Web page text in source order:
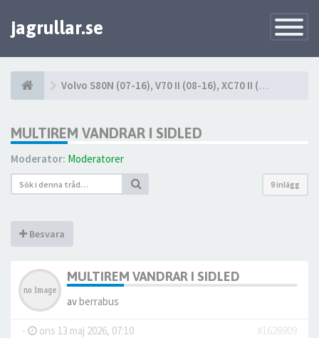
Toggle
jagrullar.se
Volvo S80N (07-16), V70 II (08-16), XC70 II (08-16)
MULTIREM VANDRAR I SIDLED
Moderator: Moderatorer
9 inlägg
Besvara
MULTIREM VANDRAR I SIDLED
avberrabus
- ons 13 maj 2026, 07:10
#1628909